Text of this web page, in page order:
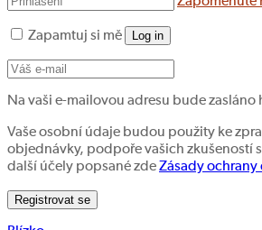
Zapamtuj si mě Log in
Na vaši e-mailovou adresu bude zasláno
Vaše osobní údaje budou použity ke
objednávky, podpoře vašich zkušeností
další účely popsané zdeZásady
Registrovat se